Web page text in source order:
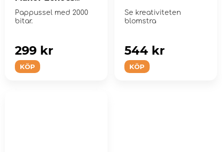
Pappussel med 2000
bitar.
KÖP
299 kr
Se kreativiteten
blomstra
KÖP
544 kr